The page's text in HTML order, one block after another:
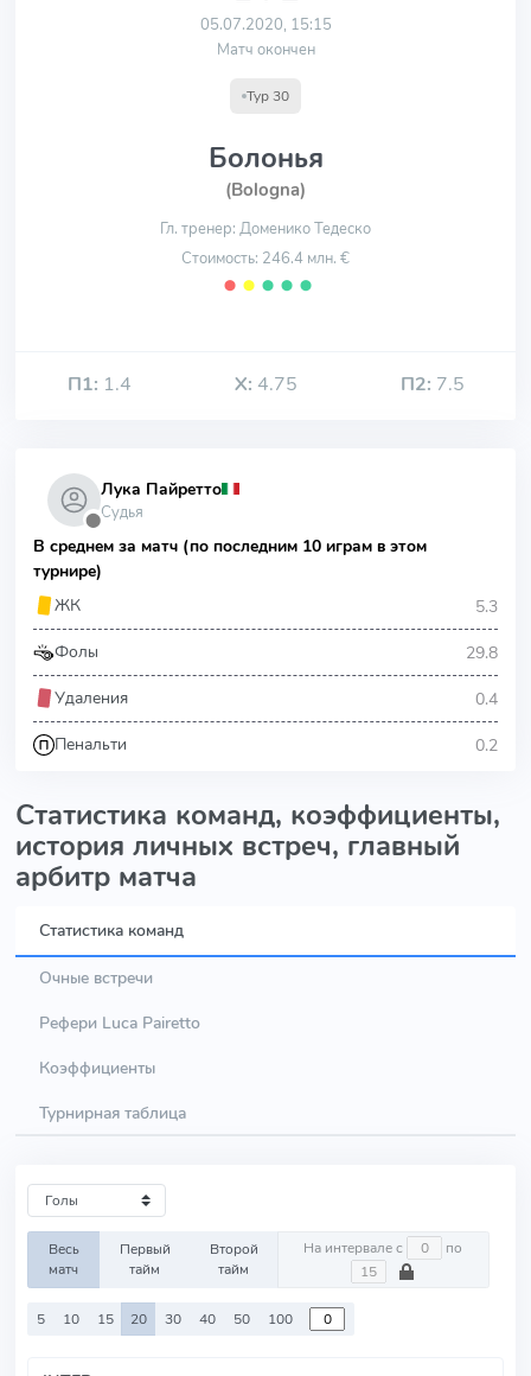
05.07.2020, 15:15
Матч окончен
Тур 30
Болонья
(Bologna)
Гл. тренер: Доменико Тедеско
Стоимость: 246.4 млн. €
⬤ ⬤ ⬤ ⬤ ⬤
П1: 1.4 Х: 4.75 П2: 7.5
⬤
Лука Пайретто
Судья
В среднем за матч (по последним 10 играм в этом
турнире)
ЖК
5.3
Фолы 29.8
Удаления 0.4
Пенальти 0.2
Статистика команд, коэффициенты,
история личных встреч, главный
арбитр матча
Статистика команд
Очные встречи
Рефери Luca Pairetto
Коэффициенты
Турнирная таблица
Весь
матч
Первый
тайм
Второй
тайм
На интервале с по
5 10 15 20 30 40 50 100